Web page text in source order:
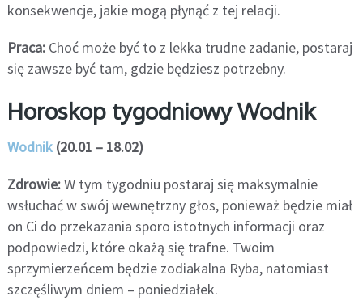
konsekwencje, jakie mogą płynąć z tej relacji.
Praca:Choć może być to z lekka trudne zadanie, postaraj
się zawsze być tam, gdzie będziesz potrzebny.
Horoskop tygodniowy Wodnik
Wodnik(20.01 – 18.02)
Zdrowie:W tym tygodniu postaraj się maksymalnie
wsłuchać w swój wewnętrzny głos, ponieważ będzie miał
on Ci do przekazania sporo istotnych informacji oraz
podpowiedzi, które okażą się trafne. Twoim
sprzymierzeńcem będzie zodiakalna Ryba, natomiast
szczęśliwym dniem – poniedziałek.